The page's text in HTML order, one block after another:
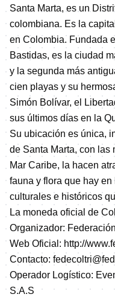
Santa Marta, es un
colombiana. Es la
en Colombia. Fundada
Bastidas, es la ciudad
y la segunda más
cien playas y su
Simón Bolívar, el
sus últimos días en la
Su ubicación es única,
de Santa Marta, con las
Mar Caribe, la hacen
fauna y flora que hay
culturales e históricos
La moneda oficial de
Organizador:
Web Oficial: http://
Contacto:
Operador Logístico:
S.A.S